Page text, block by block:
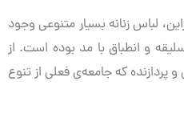
لباس زنانه بسیار متنوعی وجود
سلیقه و انطباق با مد بوده است. از
پردازنده که جامعه‌ی فعلی از تنوع